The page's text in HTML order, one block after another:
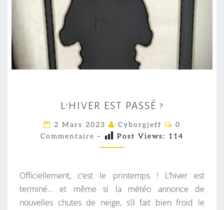
’
H
V
R
E
S
L’HIVER EST PASSÉ ?
2 Mars 2023 Cyborgjeff
C
M
T
A
I
R
E
0
Commentaire - Post Views: 114
Officiellement, c’est le printemps ! L’hiver est
terminé… et même si la météo annonce de
nouvelles chutes de neige, s’il fait bien froid le